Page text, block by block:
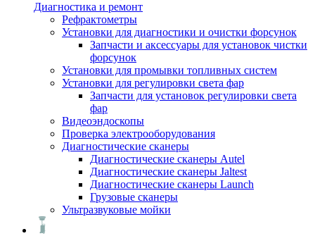
Диагностика и ремонт
Рефрактометры
Установки для диагностики и очистки форсунок
Запчасти и аксессуары для установок чистки
форсунок
Установки для промывки топливных систем
Установки для регулировки света фар
Запчасти для установок регулировки света
фар
Видеоэндоскопы
Проверка электрооборудования
Диагностические сканеры
Диагностические сканеры Autel
Диагностические сканеры Jaltest
Диагностические сканеры Launch
Грузовые сканеры
Ультразвуковые мойки